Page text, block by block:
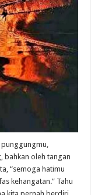
bahkan oleh tangan
“semoga hatimu
kehangatan.” Tahu